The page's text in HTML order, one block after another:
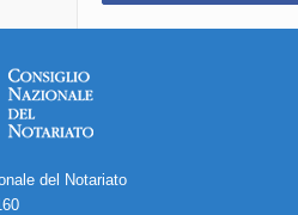
del Notariato